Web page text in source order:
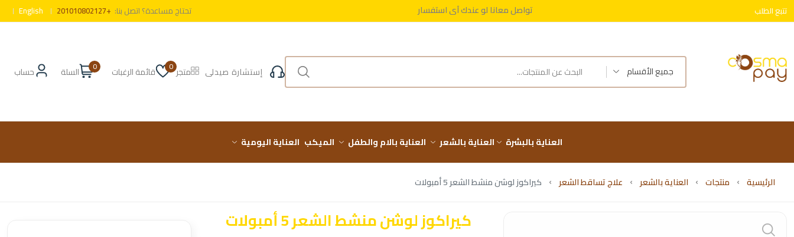
تتبع الطلب تواصل معانا لو عندك أي استفسار
توصيل مجاني على طلباتك فوق 999 ج
تحتاج مساعدة؟ اتصل بنا: +201010802127
English
جميع الأقسام إستشارة صيدلى متجر 0 قائمة الرغبات 0 السلة حساب
العناية بالبشرة العناية بالشعر العناية بالام والطفل الميكب العناية اليومية
الرئيسية منتجات العناية بالشعر علاج تساقط الشعر كيراكوز لوشن منشط الشعر 5 أمبولات
كيراكوز لوشن منشط الشعر 5 أمبولات